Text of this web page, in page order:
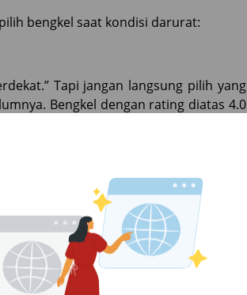
bengkel saat kondisi darurat:
Tapi jangan langsung pilih yang
Bengkel dengan rating diatas 4.0
asuransi kendaraan, biasanya
sudah melalui proses kurasi dan
atau akun TikTok otomotif sering